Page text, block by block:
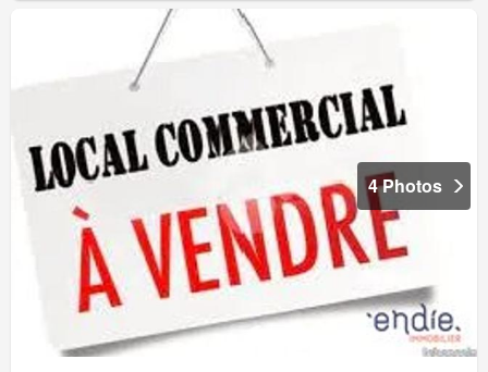
4 Photos